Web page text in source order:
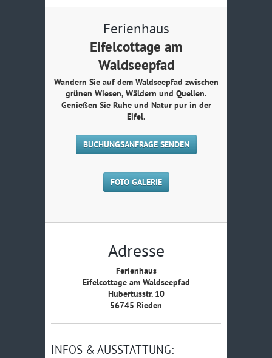
Ferienhaus
Eifelcottage am
Waldseepfad
Wandern Sie auf dem Waldseepfad zwischen
grünen Wiesen, Wäldern und Quellen.
Genießen Sie Ruhe und Natur pur in der
Eifel.
BUCHUNGSANFRAGE SENDEN
FOTO GALERIE
Adresse
Ferienhaus
Eifelcottage am Waldseepfad
Hubertusstr. 10
56745 Rieden
INFOS & AUSSTATTUNG: